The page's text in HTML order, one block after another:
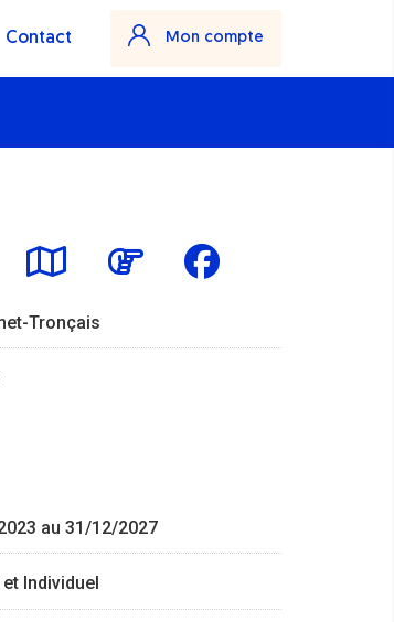
Contact Mon compte
Tronçais
au 31/12/2027
et Individuel